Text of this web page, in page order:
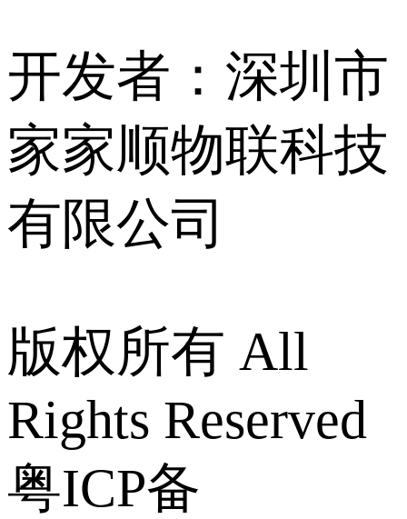
开发者：深圳市
家家顺物联科技
有限公司
版权所有 All
Rights Reserved
粤ICP备